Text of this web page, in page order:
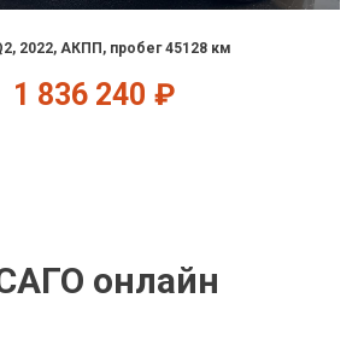
2022, АКПП, пробег 45128 км
1 836 240 ₽
онлайн